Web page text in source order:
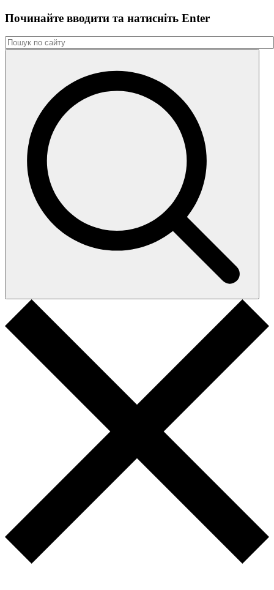
Починайте вводити та натиснiть Enter